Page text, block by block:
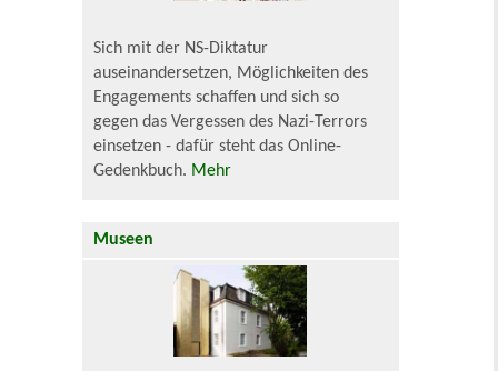
Sich mit der NS-Diktatur
auseinandersetzen, Möglichkeiten des
Engagements schaffen und sich so
gegen das Vergessen des Nazi-Terrors
einsetzen - dafür steht das Online-
Gedenkbuch. Mehr
Museen